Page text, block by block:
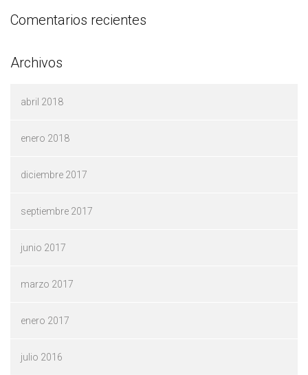
Comentarios recientes
Archivos
abril 2018
enero 2018
diciembre 2017
septiembre 2017
junio 2017
marzo 2017
enero 2017
julio 2016